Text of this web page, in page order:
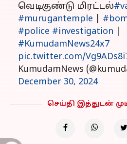
வெடிகுண்டு மிரட்டல்
#murugantemple
#police #investigation
#KumudamNews24x7
pic.twitter.com/
KumudamNews
December 30, 2024
செய்தி இத்துடன்